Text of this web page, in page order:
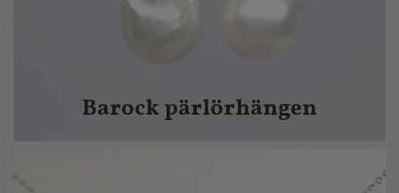
Barock pärlörhängen